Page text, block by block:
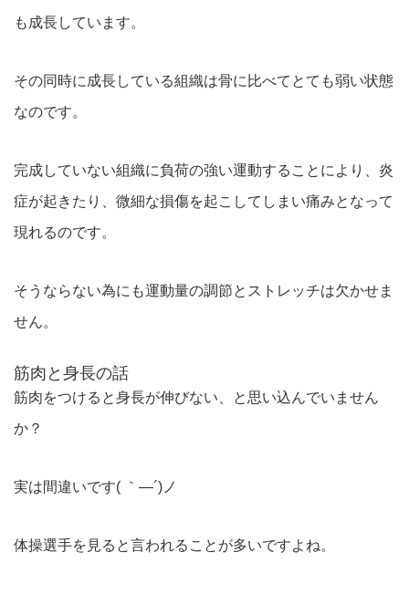
も成長しています。
その同時に成長している組織は骨に比べてとても弱い状態
なのです。
完成していない組織に負荷の強い運動することにより、炎
症が起きたり、微細な損傷を起こしてしまい痛みとなって
現れるのです。
そうならない為にも運動量の調節とストレッチは欠かせま
せん。
筋肉と身長の話
筋肉をつけると身長が伸びない、と思い込んでいません
か？
実は間違いです( ｀―´)ノ
体操選手を見ると言われることが多いですよね。